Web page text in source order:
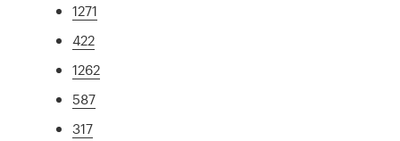
1271
422
1262
587
317